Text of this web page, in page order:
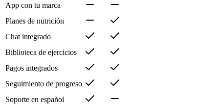
App con tu marca
Planes de nutrición
Chat integrado
Biblioteca de ejercicios
Pagos integrados
Seguimiento de progreso
Soporte en español